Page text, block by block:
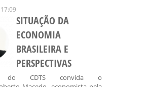
SITUAÇÃO DA
ECONOMIA
BRASILEIRA E
PERSPECTIVAS
do CDTS convida o